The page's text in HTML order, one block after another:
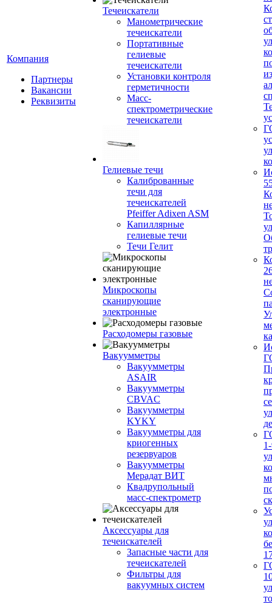
Компания
Партнеры
Вакансии
Реквизиты
Течеискатели
Манометрические
течеискатели
Портативные
гелиевые
течеискатели
Установки контроля
герметичности
Масс-
спектрометрические
течеискатели
Гелиевые течи
Калиброванные
течи для
течеискателей
Pfeiffer Adixen ASM
Капиллярные
гелиевые течи
Течи Гелит
Микроскопы
сканирующие
электронные
Расходомеры газовые
Вакуумметры
Вакуумметры
ASAIR
Вакуумметры
CBVAC
Вакуумметры
KYKY
Вакуумметры для
криогенных
резервуаров
Вакуумметры
Мерадат ВИТ
Квадрупольный
масс-спектрометр
Аксессуары для
течеискателей
Запасные части для
течеискателей
Фильтры для
вакуумных систем